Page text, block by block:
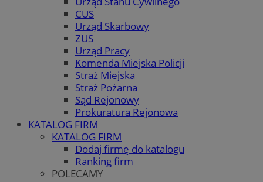
CUS
Urząd Skarbowy
ZUS
Urząd Pracy
Komenda Miejska Policji
Straż Miejska
Straż Pożarna
Sąd Rejonowy
Prokuratura Rejonowa
KATALOG FIRM
KATALOG FIRM
Dodaj firmę do katalogu
Ranking firm
POLECAMY